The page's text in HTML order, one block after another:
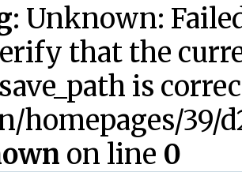
: Unknown:
that the
is
homepages/39/
on line 0